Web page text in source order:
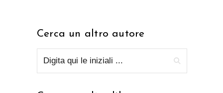
Cerca un altro autore